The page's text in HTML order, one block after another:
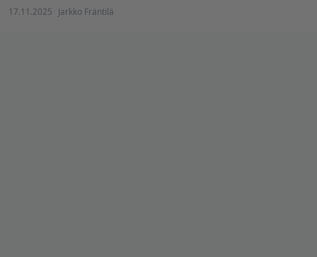
17.11.2025 Jarkko Fräntilä